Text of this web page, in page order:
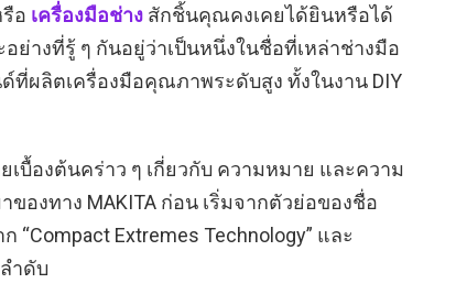
อ เครื่องมือช่าง สักชิ้นคุณคงเคยได้ยินหรือได้
อย่างที่รู้ ๆ กันอยู่ว่าเป็นหนึ่งในชื่อที่เหล่าช่างมือ
ที่ผลิตเครื่องมือคุณภาพระดับสูง ทั้งในงาน DIY
บื้องต้นคร่าว ๆ เกี่ยวกับ ความหมาย และความ
องทาง MAKITA ก่อน เริ่มจากตัวย่อของชื่อ
Extremes Technology” และ
ำดับ